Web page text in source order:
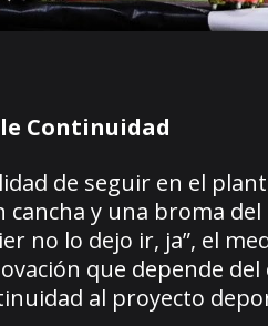
Continuidad
de seguir en el
cancha y una broma
no lo dejo ir, ja”, el
que depende
al proyecto